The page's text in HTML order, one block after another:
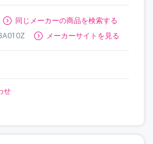
同じメーカーの商品を検索する
メーカーサイトを見る
せ